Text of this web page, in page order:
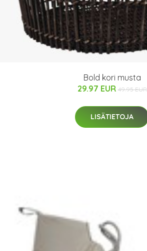
Bold kori musta
29.97 EUR 49.95 EUR
LISÄTIETOJA